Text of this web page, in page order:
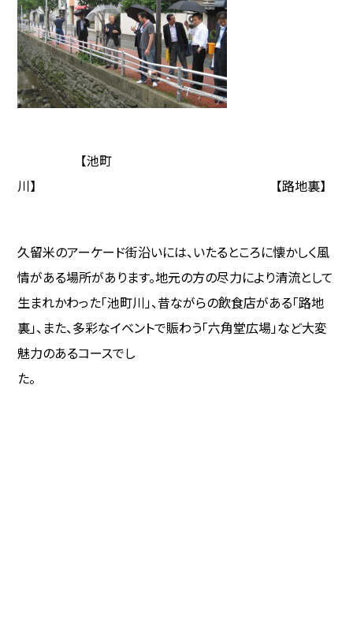
【池町
川】 【路地裏】
久留米のアーケード街沿いには、いたるところに懐かしく風
情がある場所があります。地元の方の尽力により清流として
生まれかわった「池町川」、昔ながらの飲食店がある「路地
裏」、また、多彩なイベントで賑わう「六角堂広場」など大変
魅力のあるコースでし
た。